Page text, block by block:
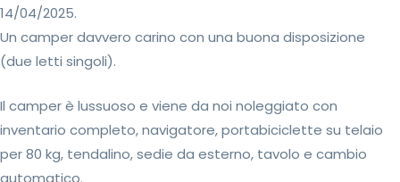
14/04/2025.
Un camper davvero carino con una buona disposizione
(due letti singoli).
Il camper è lussuoso e viene da noi noleggiato con
inventario completo, navigatore, portabiciclette su telaio
per 80 kg, tendalino, sedie da esterno, tavolo e cambio
automatico.